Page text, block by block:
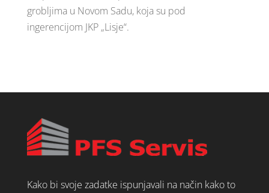
grobljima u Novom Sadu, koja su pod
ingerencijom JKP „Lisje“.
Kako bi svoje zadatke ispunjavali na način kako to